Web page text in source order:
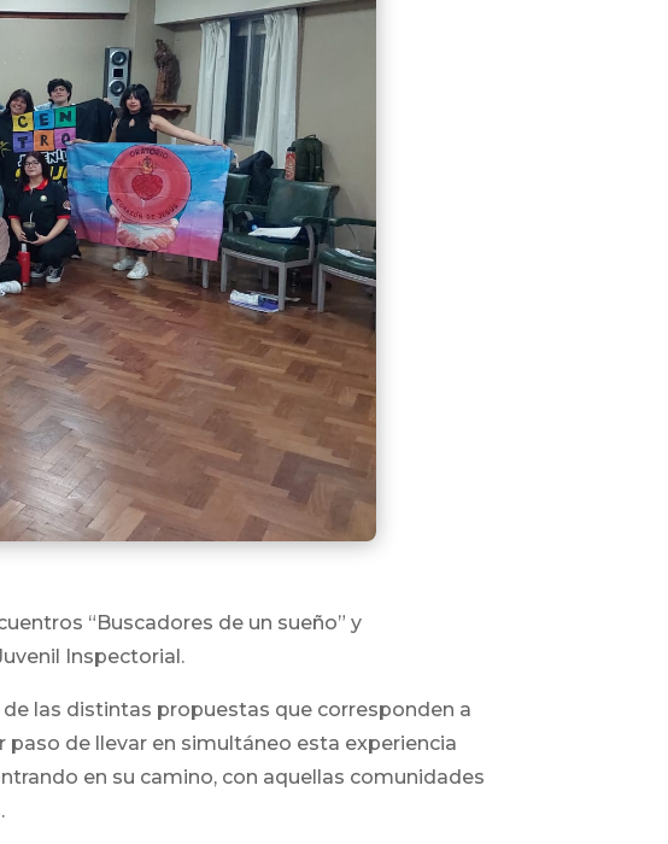
“Buscadores de un sueño” y
Inspectorial.
las distintas propuestas que corresponden a
de llevar en simultáneo esta experiencia
en su camino, con aquellas comunidades